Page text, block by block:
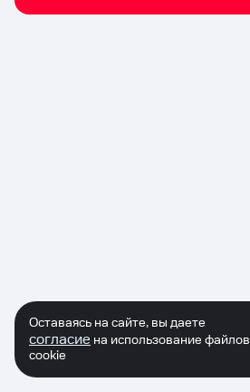
Оставаясь на сайте, вы даете
согласие на использование файлов
cookie